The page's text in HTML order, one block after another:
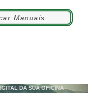
DA SUA OFICINA
Manuais